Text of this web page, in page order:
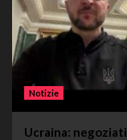
Notizie
Ucraina: negoziati